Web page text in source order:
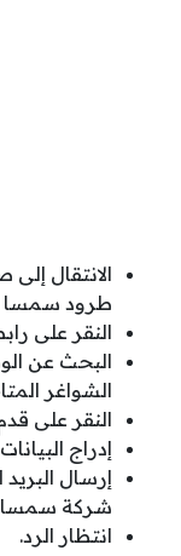
الانتقال
طرود سمسا
النقر على
البحث عن
الشواغر
النقر على
إدراج
إرسال
شركة
انتظار الرد.